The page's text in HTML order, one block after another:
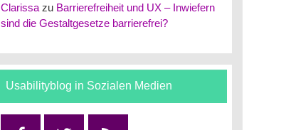
Clarissazu Barrierefreiheit und UX – Inwiefern
sind die Gestaltgesetze barrierefrei?
Usabilityblog in Sozialen Medien